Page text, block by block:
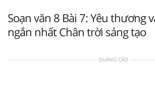
Soạn văn 8 Bài 7: Yêu thương
ngắn nhất Chân trời sáng tạo
QUẢNG CÁO